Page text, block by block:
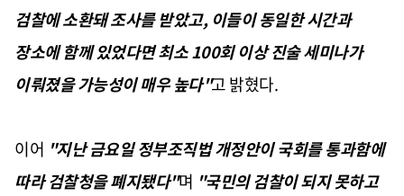
검찰에 소환돼 조사를 받았고, 이들이 동일한 시간과
장소에 함께 있었다면 최소 100회 이상 진술 세미나가
이뤄졌을 가능성이 매우 높다"고 밝혔다.
이어 "지난 금요일 정부조직법 개정안이 국회를 통과함에
따라 검찰청을 폐지됐다"며 "국민의 검찰이 되지 못하고